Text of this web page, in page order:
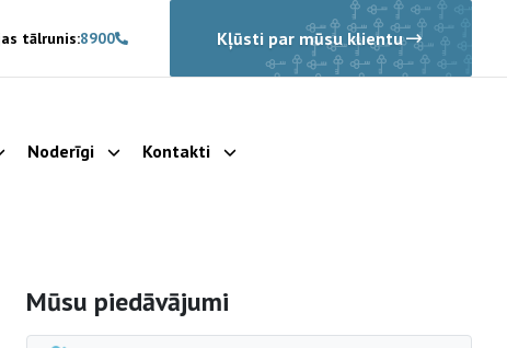
tālrunis:8900 Kļūsti par mūsu klientu
apakšizvēlni
Noderīgi Parādīt apakšizvēlni
Kontakti Parādīt apakšizvēlni
Sāna navigācija
Mūsu piedāvājumi